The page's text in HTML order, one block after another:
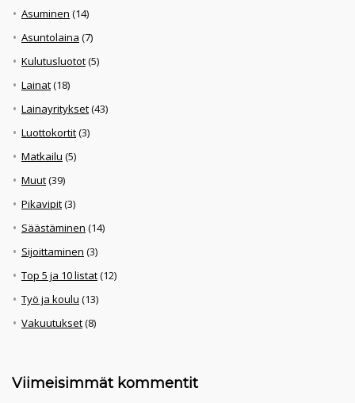
Asuminen (14)
Asuntolaina (7)
Kulutusluotot(5)
Lainat(18)
Lainayritykset(43)
Luottokortit(3)
Matkailu (5)
Muut(39)
Pikavipit(3)
Säästäminen (14)
Sijoittaminen (3)
Top 5 ja 10 listat(12)
Työ ja koulu (13)
Vakuutukset(8)
Viimeisimmät kommentit